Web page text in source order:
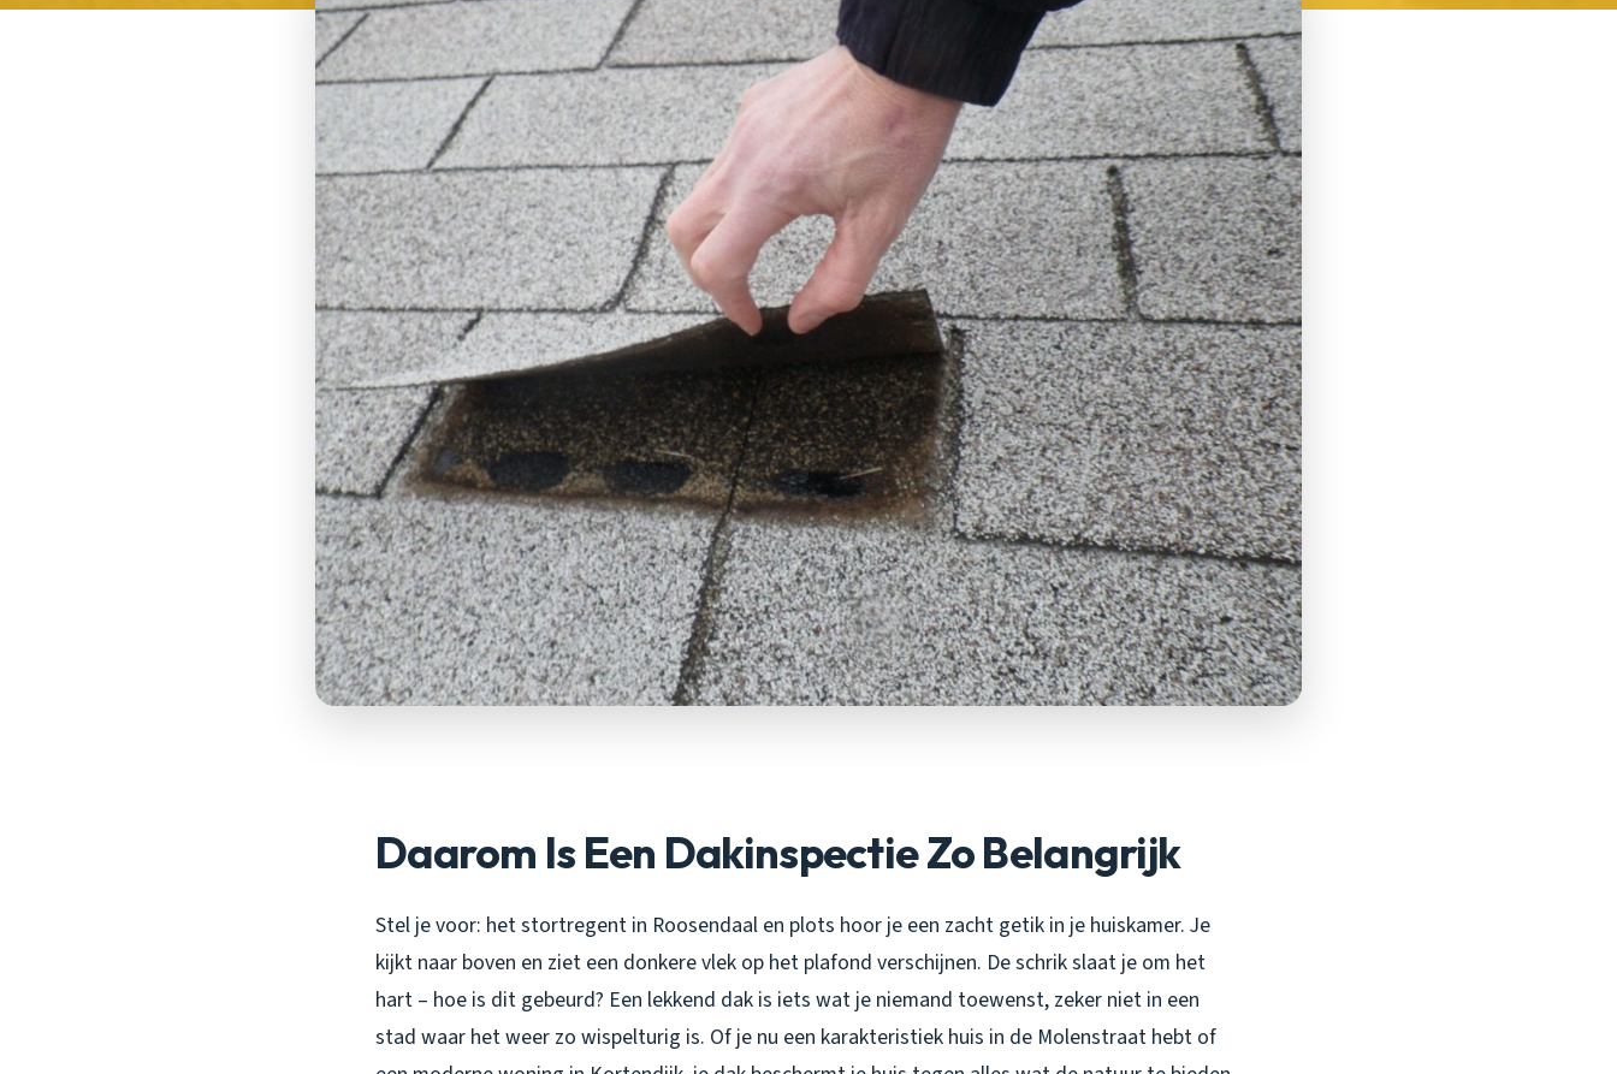
Daarom Is Een Dakinspectie Zo Belangrijk
Stel je voor: het stortregent in Roosendaal en plots hoor je een zacht getik in je huiskamer. Je
kijkt naar boven en ziet een donkere vlek op het plafond verschijnen. De schrik slaat je om het
hart – hoe is dit gebeurd? Een lekkend dak is iets wat je niemand toewenst, zeker niet in een
stad waar het weer zo wispelturig is. Of je nu een karakteristiek huis in de Molenstraat hebt of